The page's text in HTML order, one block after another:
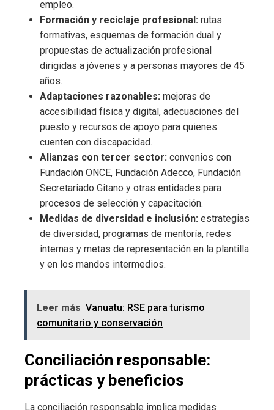
empleo.
Formación y reciclaje profesional: rutas
formativas, esquemas de formación dual y
propuestas de actualización profesional
dirigidas a jóvenes y a personas mayores de 45
años.
Adaptaciones razonables: mejoras de
accesibilidad física y digital, adecuaciones del
puesto y recursos de apoyo para quienes
cuenten con discapacidad.
Alianzas con tercer sector: convenios con
Fundación ONCE, Fundación Adecco, Fundación
Secretariado Gitano y otras entidades para
procesos de selección y capacitación.
Medidas de diversidad e inclusión: estrategias
de diversidad, programas de mentoría, redes
internas y metas de representación en la plantilla
y en los mandos intermedios.
Leer más Vanuatu: RSE para turismo
comunitario y conservación
Conciliación responsable:
prácticas y beneficios
La conciliación responsable implica medidas